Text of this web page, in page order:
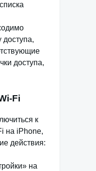
доступа,
доступа,
Fi
к
на iPhone,
действия:
на